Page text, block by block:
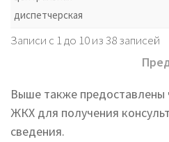
диспетчерская
Записи с 1 до 10 из 38 записей
Выше также
ЖКХ для получения
сведения.